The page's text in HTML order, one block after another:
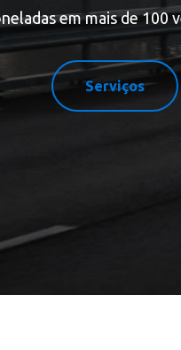
em mais de 100
Serviços